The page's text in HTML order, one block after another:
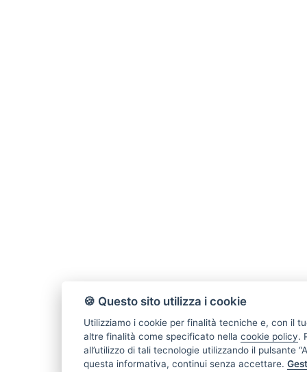
🍪 Questo sito utilizza i cookie
Utilizziamo i cookie per finalità tecniche e, con il
altre finalità come specificato nella cookie policy.
all’utilizzo di tali tecnologie utilizzando il pulsante
questa informativa, continui senza accettare.